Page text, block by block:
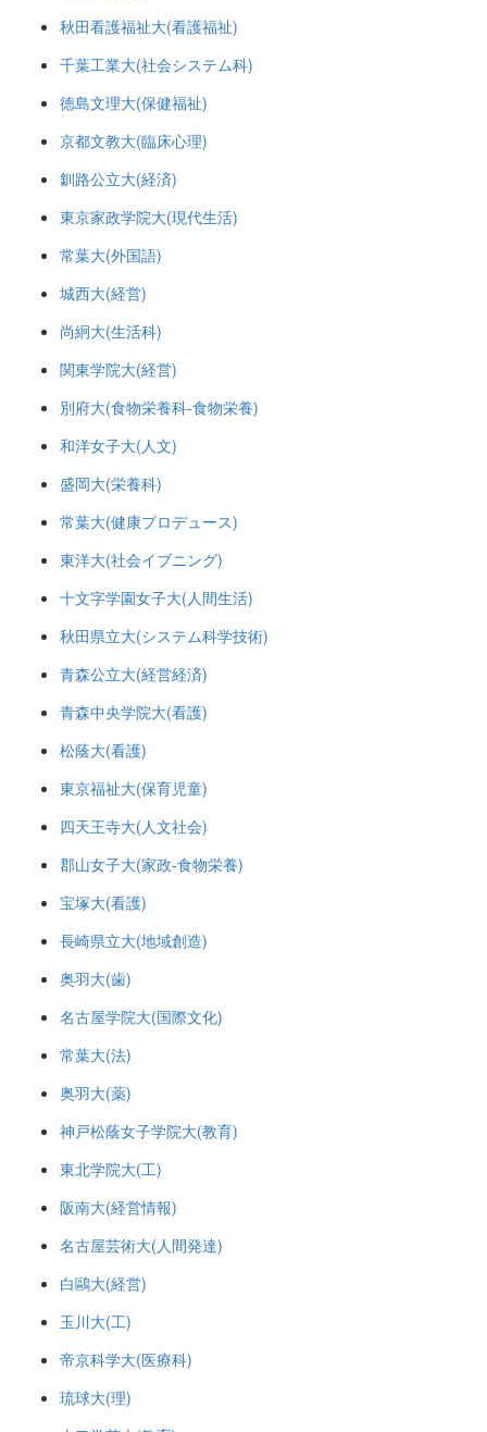
秋田看護福祉大(看護福祉)
千葉工業大(社会システム科)
徳島文理大(保健福祉)
京都文教大(臨床心理)
釧路公立大(経済)
東京家政学院大(現代生活)
常葉大(外国語)
城西大(経営)
尚絅大(生活科)
関東学院大(経営)
別府大(食物栄養科-食物栄養)
和洋女子大(人文)
盛岡大(栄養科)
常葉大(健康プロデュース)
東洋大(社会イブニング)
十文字学園女子大(人間生活)
秋田県立大(システム科学技術)
青森公立大(経営経済)
青森中央学院大(看護)
松蔭大(看護)
東京福祉大(保育児童)
四天王寺大(人文社会)
郡山女子大(家政-食物栄養)
宝塚大(看護)
長崎県立大(地域創造)
奥羽大(歯)
名古屋学院大(国際文化)
常葉大(法)
奥羽大(薬)
神戸松蔭女子学院大(教育)
東北学院大(工)
阪南大(経営情報)
名古屋芸術大(人間発達)
白鷗大(経営)
玉川大(工)
帝京科学大(医療科)
琉球大(理)